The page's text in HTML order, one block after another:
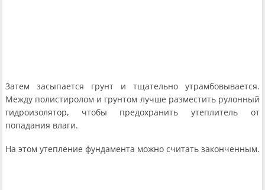
Затем засыпается грунт и тщательно утрамбовывается.
Между полистиролом и грунтом лучше разместить рулонный
гидроизолятор, чтобы предохранить утеплитель от
попадания влаги.
На этом утепление фундамента можно считать законченным.